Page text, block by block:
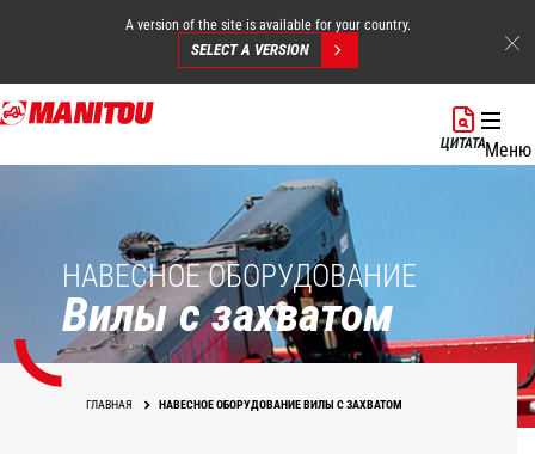
Перейти
к
A version of the site is available for your country.
SELECT A VERSION
ЦИТАТАМеню
НАВЕСНОЕ ОБОРУДОВАНИЕ
Вилы с захватом
ГЛАВНАЯ НАВЕСНОЕ ОБОРУДОВАНИЕ ВИЛЫ С ЗАХВАТОМ